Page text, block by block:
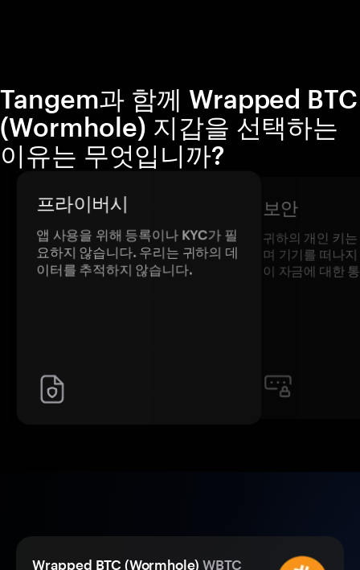
Tangem과 함께 Wrapped BTC
(Wormhole) 지갑을 선택하는
이유는 무엇입니까?
프라이버시
앱 사용을 위해 등록이나 KYC가 필
요하지 않습니다. 우리는 귀하의 데
이터를 추적하지 않습니다.
보안
귀하의 개인 키
며 기기를 떠나
이 자금에 대한
Wrapped BTC (Wormhole) WBTC